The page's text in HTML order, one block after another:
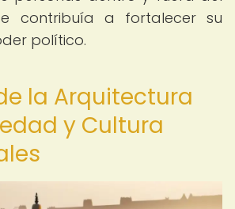
contribuía a fortalecer su
político.
la Arquitectura
y Cultura